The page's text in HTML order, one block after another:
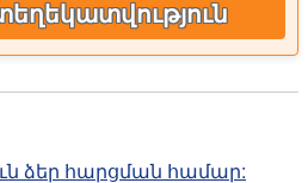
ձեր հարցման համար: